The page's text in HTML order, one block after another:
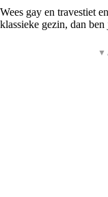
Wees gay en travestiet
klassieke gezin, dan
▼